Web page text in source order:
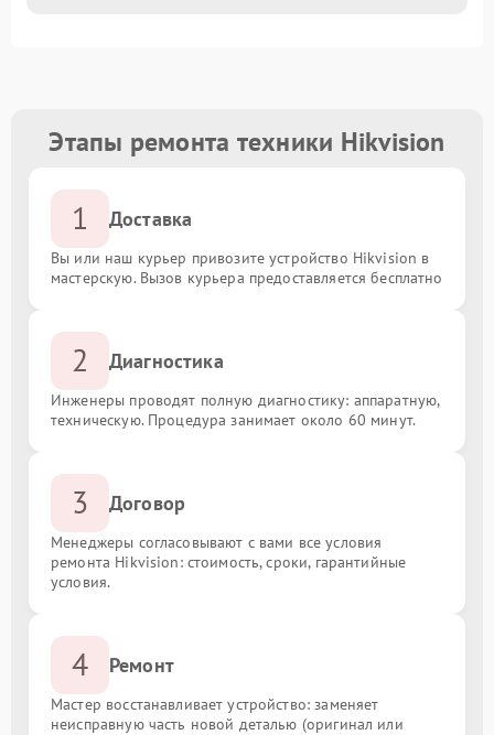
Этапы ремонта техники Hikvision
1 Доставка
Вы или наш курьер привозите устройство Hikvision в
мастерскую. Вызов курьера предоставляется бесплатно
2 Диагностика
Инженеры проводят полную диагностику: аппаратную,
техническую. Процедура занимает около 60 минут.
3 Договор
Менеджеры согласовывают с вами все условия
ремонта Hikvision: стоимость, сроки, гарантийные
условия.
4 Ремонт
Мастер восстанавливает устройство: заменяет
неисправную часть новой деталью (оригинал или